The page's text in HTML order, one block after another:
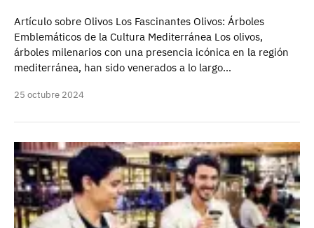
Artículo sobre Olivos Los Fascinantes Olivos: Árboles
Emblemáticos de la Cultura Mediterránea Los olivos,
árboles milenarios con una presencia icónica en la región
mediterránea, han sido venerados a lo largo…
25 octubre 2024